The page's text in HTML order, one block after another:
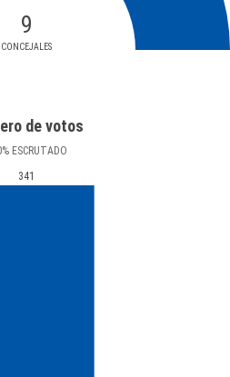
9
CONCEJALES
de votos
% ESCRUTADO
341